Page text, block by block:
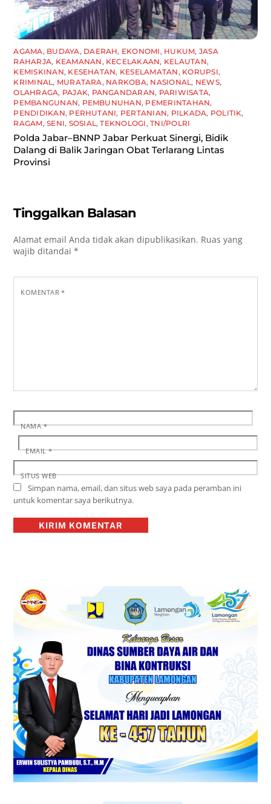
AGAMA, BUDAYA, DAERAH, EKONOMI, HUKUM, JASA
RAHARJA, KEAMANAN, KECELAKAAN, KELAUTAN,
KEMISKINAN, KESEHATAN, KESELAMATAN, KORUPSI,
KRIMINAL, MURATARA, NARKOBA, NASIONAL, NEWS,
OLAHRAGA, PAJAK, PANGANDARAN, PARIWISATA,
PEMBANGUNAN, PEMBUNUHAN, PEMERINTAHAN,
PENDIDIKAN, PERHUTANI, PERTANIAN, PILKADA, POLITIK,
RAGAM,SENI, SOSIAL,TEKNOLOGI,TNI/POLRI
Polda Jabar–BNNP Jabar Perkuat Sinergi, Bidik
Dalang di Balik Jaringan Obat Terlarang Lintas
Provinsi
Tinggalkan Balasan
Alamat email Anda tidak akan dipublikasikan. Ruas yang
wajib ditandai*
KOMENTAR*
NAMA*
EMAIL*
SITUS WEB
Simpan nama, email, dan situs web saya pada peramban ini
untuk komentar saya berikutnya.